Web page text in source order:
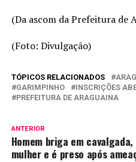
(Da ascom da Prefeitura de
(Foto: Divulgação)
TÓPICOS RELACIONADOS
GARIMPINHO
INSCRIÇÕES
PREFEITURA DE ARAGUAINA
ANTERIOR
Homem briga em
mulher e é preso após